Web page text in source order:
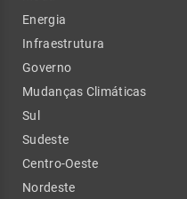
Energia
Infraestrutura
Governo
Mudanças Climáticas
Sul
Sudeste
Centro-Oeste
Nordeste